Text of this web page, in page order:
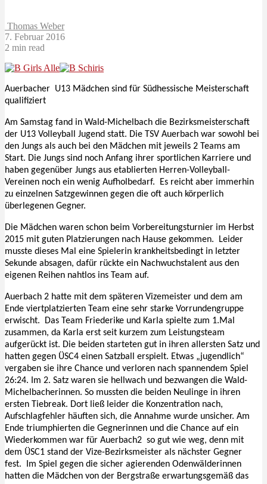
Thomas Weber
7. Februar 2016
2 min read
Auerbacher U13 Mädchen sind für Südhessische Meisterschaft
qualifiziert
Am Samstag fand in Wald-Michelbach die Bezirksmeisterschaft
der U13 Volleyball Jugend statt. Die TSV Auerbach war sowohl bei
den Jungs als auch bei den Mädchen mit jeweils 2 Teams am
Start. Die Jungs sind noch Anfang ihrer sportlichen Karriere und
haben gegenüber Jungs aus etablierten Herren-Volleyball-
Vereinen noch ein wenig Aufholbedarf. Es reicht aber immerhin
zu einzelnen Satzgewinnen gegen die oft auch körperlich
überlegenen Gegner.
Die Mädchen waren schon beim Vorbereitungsturnier im Herbst
2015 mit guten Platzierungen nach Hause gekommen. Leider
musste dieses Mal eine Spielerin krankheitsbedingt in letzter
Sekunde absagen, dafür rückte ein Nachwuchstalent aus den
eigenen Reihen nahtlos ins Team auf.
Auerbach 2 hatte mit dem späteren Vizemeister und dem am
Ende viertplatzierten Team eine sehr starke Vorrundengruppe
erwischt. Das Team Friederike und Karla spielte zum 1.Mal
zusammen, da Karla erst seit kurzem zum Leistungsteam
aufgerückt ist. Die beiden starteten gut in ihren allersten Satz und
hatten gegen ÜSC4 einen Satzball erspielt. Etwas „jugendlich“
vergaben sie ihre Chance und verloren nach spannendem Spiel
26:24. Im 2. Satz waren sie hellwach und bezwangen die Wald-
Michelbacherinnen. So mussten die beiden Neulinge in ihren
ersten Tiebreak. Dort ließ leider die Konzentration nach,
Aufschlagfehler häuften sich, die Annahme wurde unsicher. Am
Ende triumphierten die Gegnerinnen und die Chance auf ein
Wiederkommen war für Auerbach2 so gut wie weg, denn mit
dem ÜSC1 stand der Vize-Bezirksmeister als nächster Gegner
fest. Im Spiel gegen die sicher agierenden Odenwälderinnen
hatten die Mädchen von der Bergstraße erwartungsgemäß das